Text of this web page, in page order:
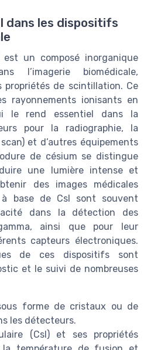
dans les dispositifs
un composé inorganique
l’imagerie biomédicale,
propriétés de scintillation. Ce
rayonnements ionisants en
le rend essentiel dans la
pour la radiographie, la
et d’autres équipements
de césium se distingue
une lumière intense et
des images médicales
base de CsI sont souvent
dans la détection des
ainsi que pour leur
capteurs électroniques.
de ces dispositifs sont
et le suivi de nombreuses
forme de cristaux ou de
les détecteurs.
(CsI) et ses propriétés